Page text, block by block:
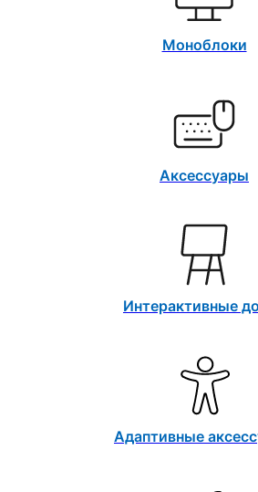
Моноблоки
Аксессуары
Интерактивные
Адаптивные